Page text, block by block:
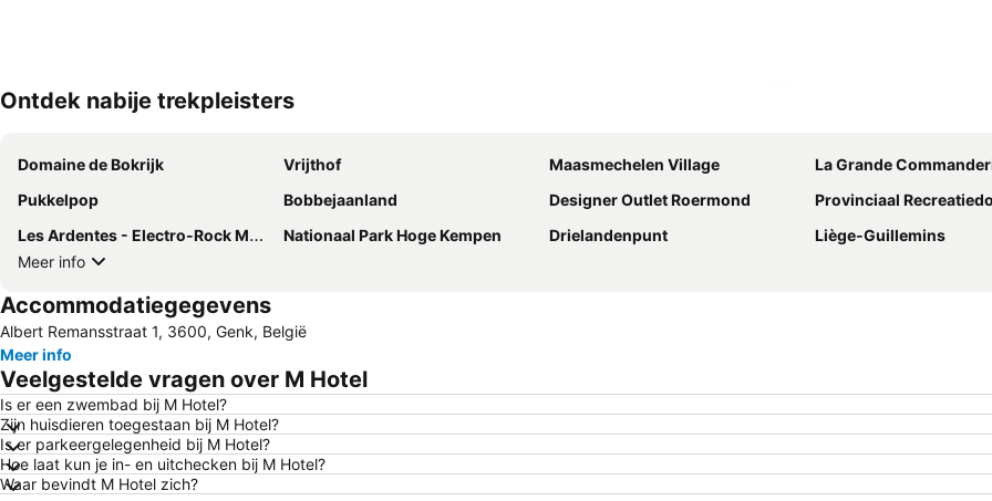
Ontdek nabije trekpleisters
Domaine de Bokrijk Vrijthof Maasmechelen Village
La Grande Commanderie
Pukkelpop
Bobbejaanland Designer Outlet Roermond
Provinciaal Recreatiedomein
Les Ardentes - Electro-Rock Music Festival
Nationaal Park Hoge Kempen Drielandenpunt
Liège-Guillemins
Meer info
Accommodatiegegevens
Albert Remansstraat 1, 3600, Genk, België
Meer info
Veelgestelde vragen over M Hotel
Is er een zwembad bij M Hotel?
Zijn huisdieren toegestaan bij M Hotel?
Is er parkeergelegenheid bij M Hotel?
Hoe laat kun je in- en uitchecken bij M Hotel?
Waar bevindt M Hotel zich?